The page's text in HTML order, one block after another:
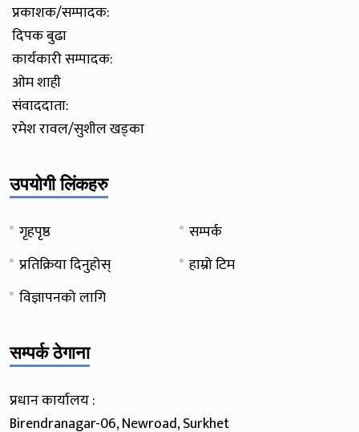
प्रकाशक/सम्पादक:
दिपक बुढा
कार्यकारी सम्पादक:
ओम शाही
संवाददाता:
रमेश रावल/सुशील खड्का
उपयोगी लिंकहरु
गृहपृष्ठ
सम्पर्क
प्रतिक्रिया दिनुहोस्
हाम्रो टिम
विज्ञापनको लागि
सम्पर्क ठेगाना
प्रधान कार्यालय :
Birendranagar-06, Newroad, Surkhet